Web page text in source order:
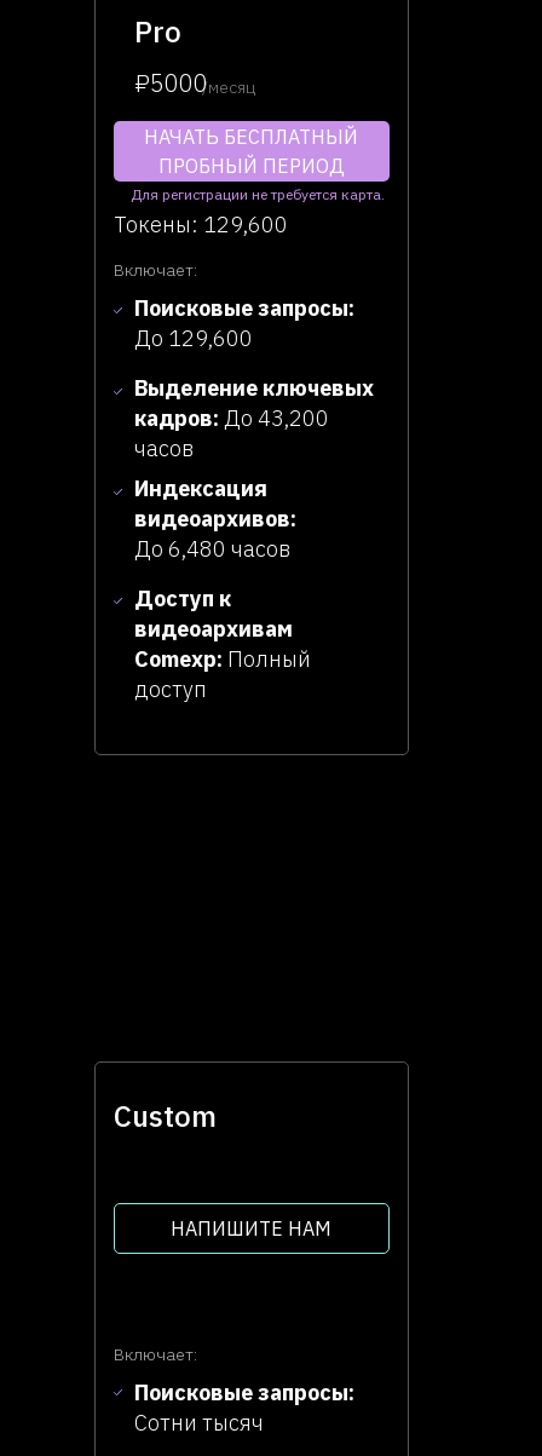
Pro
Токены: 129,600
₽5000
Включает:
/месяц
Поисковые запросы:
До 129,600
Выделение ключевых
кадров: До 43,200
часов
Индексация
видеоархивов:
До 6,480 часов
Доступ к
видеоархивам
Comexp: Полный
доступ
НАЧАТЬ БЕСПЛАТНЫЙ
ПРОБНЫЙ ПЕРИОД
Для регистрации не требуется карта.
Custom
Включает:
Поисковые запросы:
Сотни тысяч
НАПИШИТЕ НАМ